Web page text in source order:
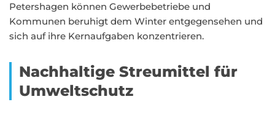
Petershagen können Gewerbebetriebe und
Kommunen beruhigt dem Winter entgegensehen und
sich auf ihre Kernaufgaben konzentrieren.
Nachhaltige Streumittel für
Umweltschutz